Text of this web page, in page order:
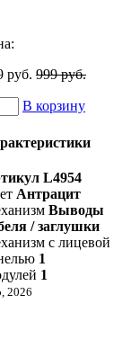
руб. 999 руб.
В корзину
L4954
Антрацит
Выводы
/ заглушки
с лицевой
1
1
2026